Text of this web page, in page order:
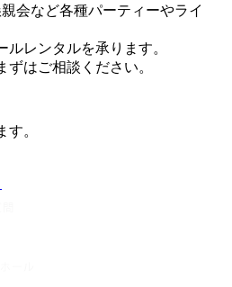
会など各種パーティーやライ
レンタルを承ります。
ずはご相談ください。
。